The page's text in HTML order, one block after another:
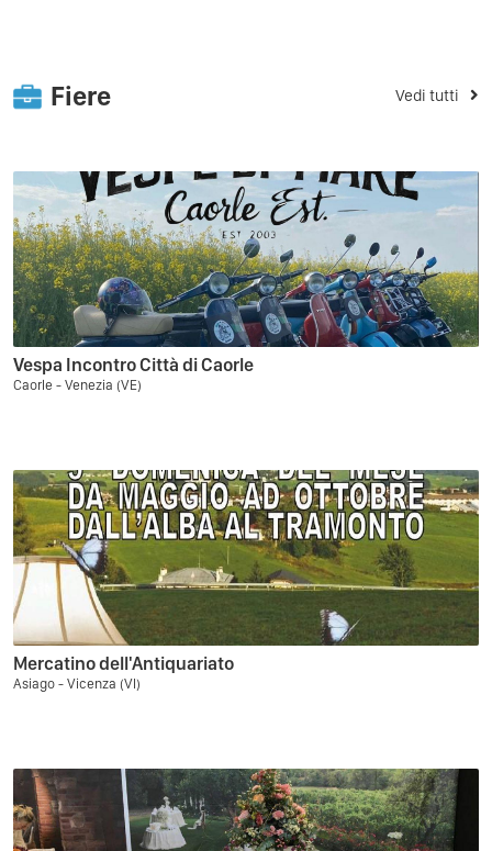
Fiere Vedi tutti
Vespa Incontro Città di Caorle
Caorle - Venezia (VE)
Mercatino dell'Antiquariato
Asiago - Vicenza (VI)